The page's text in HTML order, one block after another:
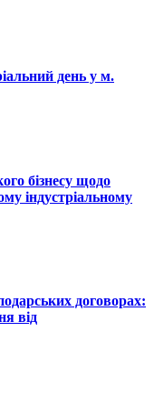
день у м.
бізнесу щодо
індустріальному
договорах:
від